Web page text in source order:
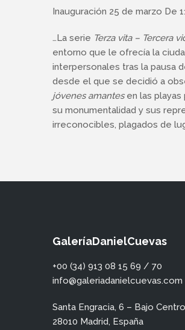
Inauguración 25 de marzo De
…La serie Terza vita – Tercera
entorno que le ofrecía la
interpersonales tras la pausa
desde el que se decidió a
jóvenes amantesen las playas
su monumentalidad y sus
irreconocibles, plagados de
GaleríaDanielCuevas
+00 (34) 913 08 15 69 / 70
info@galeriadanielcuevas.com
Santa Engracia, 6 – Bajo Centro
28010 Madrid, España